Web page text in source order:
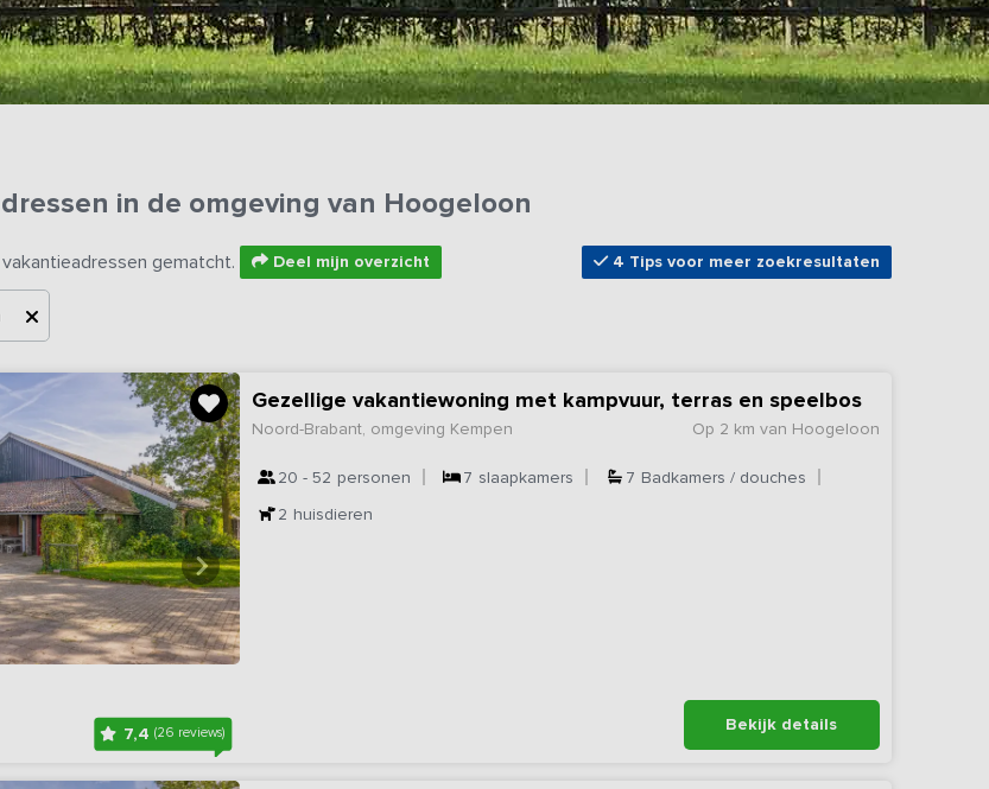
in de omgeving van Hoogeloon
vakantieadressen gematcht. Deel mijn overzicht 4 Tips voor meer zoekresultaten
7,4(26 reviews)
Gezellige vakantiewoning met kampvuur, terras en speelbos
Op 2 km van Hoogeloon
Noord-Brabant, omgeving Kempen
20 - 52 personen 7 slaapkamers 7 Badkamers / douches
2 huisdieren
Bekijk details